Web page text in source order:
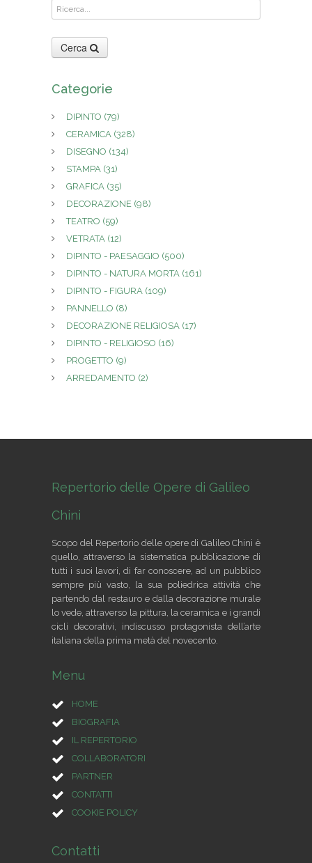
Cerca
Categorie
DIPINTO (79)
CERAMICA (328)
DISEGNO (134)
STAMPA (31)
GRAFICA (35)
DECORAZIONE (98)
TEATRO (59)
VETRATA (12)
DIPINTO - PAESAGGIO (500)
DIPINTO - NATURA MORTA (161)
DIPINTO - FIGURA (109)
PANNELLO (8)
DECORAZIONE RELIGIOSA (17)
DIPINTO - RELIGIOSO (16)
PROGETTO (9)
ARREDAMENTO (2)
Repertorio delle Opere di Galileo
Chini
Scopo del Repertorio delle opere di Galileo Chini è
quello, attraverso la sistematica pubblicazione di
tutti i suoi lavori, di far conoscere, ad un pubblico
sempre più vasto, la sua poliedrica attività che
partendo dal restauro e dalla decorazione murale
lo vede, attraverso la pittura, la ceramica e i grandi
cicli decorativi, indiscusso protagonista dell’arte
italiana della prima metà del novecento.
Menu
HOME
BIOGRAFIA
IL REPERTORIO
COLLABORATORI
PARTNER
CONTATTI
COOKIE POLICY
Contatti